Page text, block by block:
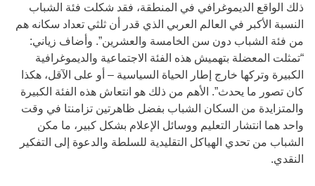
ذلك الواقع الديموغرافي في المنطقة، فقد شكلت فئة الشباب
النسبة الأكبر في العالم العربي الذي قدر أن ثلثي تعداد سكانه هم
من فئة الشباب دون سن الخامسة والعشرين”. وأضاف زياني:
“تمثلت المعضلة بتهميش هذه الفئة الاجتماعية والديموغرافية
الكبيرة وتركها خارج إطار الحياة السياسية – أو على الآقل، هكذا
كان تصور ما يحدث”. الأهم من ذلك هو انتعاش هذه الفئة الكبيرة
والمتزايدة من السكان الشباب بفضل ظاهرتين تزامنتا في وقت
واحد هما انتشار التعليم ووسائل الإعلام بشكل كبير، ما مكن
الشباب من تحدي الهياكل التقليدية للسلطة والدعوة إلى التفكير
النقدي.